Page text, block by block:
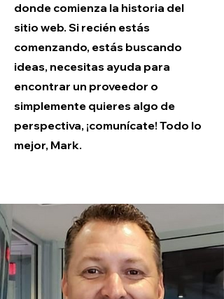
donde comienza la historia del
sitio web. Si recién estás
comenzando, estás buscando
ideas, necesitas ayuda para
encontrar un proveedor o
simplemente quieres algo de
perspectiva, ¡comunícate! Todo lo
mejor, Mark.